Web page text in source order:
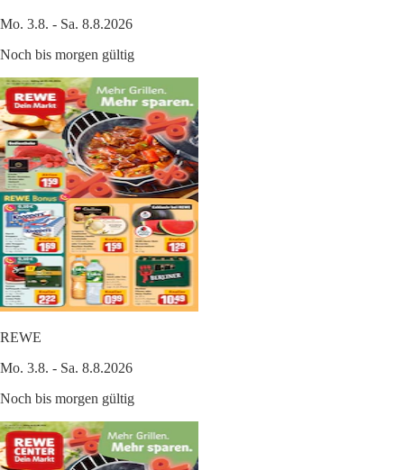
Mo. 3.8. - Sa. 8.8.2026
Noch bis morgen gültig
REWE
Mo. 3.8. - Sa. 8.8.2026
Noch bis morgen gültig